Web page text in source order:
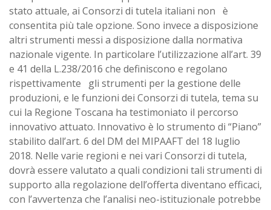
stato attuale, ai Consorzi di tutela italiani non è
consentita più tale opzione. Sono invece a disposizione
altri strumenti messi a disposizione dalla normativa
nazionale vigente. In particolare l’utilizzazione all’art. 39
e 41 della L.238/2016 che definiscono e regolano
rispettivamente gli strumenti per la gestione delle
produzioni, e le funzioni dei Consorzi di tutela, tema su
cui la Regione Toscana ha testimoniato il percorso
innovativo attuato. Innovativo è lo strumento di “Piano”
stabilito dall’art. 6 del DM del MIPAAFT del 18 luglio
2018. Nelle varie regioni e nei vari Consorzi di tutela,
dovrà essere valutato a quali condizioni tali strumenti di
supporto alla regolazione dell’offerta diventano efficaci,
con l’avvertenza che l’analisi neo-istituzionale potrebbe